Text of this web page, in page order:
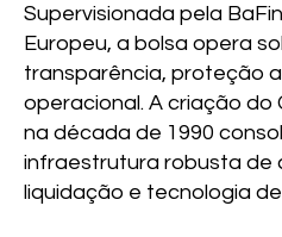
Supervisionada pela
Europeu, a bolsa opera
transparência, proteção
operacional. A criação do
na década de 1990
infraestrutura robusta de
liquidação e tecnologia